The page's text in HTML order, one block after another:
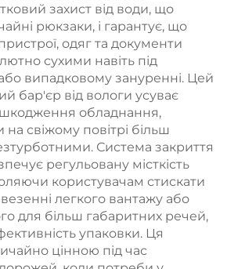
захист від води, що
рюкзаки, і гарантує, що
одяг та документи
сухими навіть під
випадковому зануренні. Цей
бар'єр від вологи усуває
обладнання,
свіжому повітрі більш
Система закриття
регульовану місткість
користувачам стискати
легкого вантажу або
для більш габаритних речей,
упаковки. Ця
цінною під час